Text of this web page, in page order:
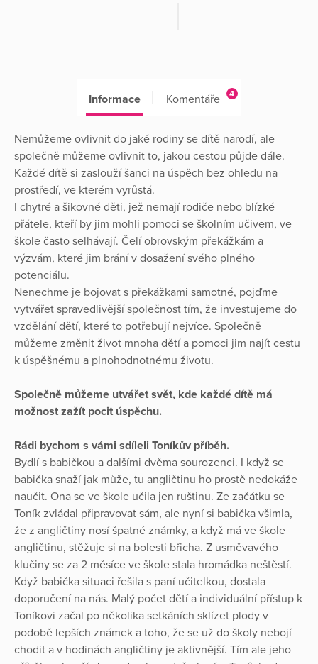
Informace Komentáře 4
Nemůžeme ovlivnit do jaké rodiny se dítě narodí, ale
společně můžeme ovlivnit to, jakou cestou půjde dále.
Každé dítě si zaslouží šanci na úspěch bez ohledu na
prostředí, ve kterém vyrůstá.
I chytré a šikovné děti, jež nemají rodiče nebo blízké
přátele, kteří by jim mohli pomoci se školním učivem, ve
škole často selhávají. Čelí obrovským překážkám a
výzvám, které jim brání v dosažení svého plného
potenciálu.
Nenechme je bojovat s překážkami samotné, pojďme
vytvářet spravedlivější společnost tím, že investujeme do
vzdělání dětí, které to potřebují nejvíce. Společně
můžeme změnit život mnoha dětí a pomoci jim najít cestu
k úspěšnému a plnohodnotnému životu.
Společně můžeme utvářet svět, kde každé dítě má
možnost zažít pocit úspěchu.
Rádi bychom s vámi sdíleli Toníkův příběh.
Bydlí s babičkou a dalšími dvěma sourozenci. I když se
babička snaží jak může, tu angličtinu ho prostě nedokáže
naučit. Ona se ve škole učila jen ruštinu. Ze začátku se
Toník zvládal připravovat sám, ale nyní si babička všimla,
že z angličtiny nosí špatné známky, a když má ve škole
angličtinu, stěžuje si na bolesti břicha. Z usměvavého
klučiny se za 2 měsíce ve škole stala hromádka neštěstí.
Když babička situaci řešila s paní učitelkou, dostala
doporučení na nás. Malý počet dětí a individuální přístup k
Toníkovi začal po několika setkáních sklízet plody v
podobě lepších známek a toho, že se už do školy nebojí
chodit a v hodinách angličtiny je aktivnější. Tím ale jeho